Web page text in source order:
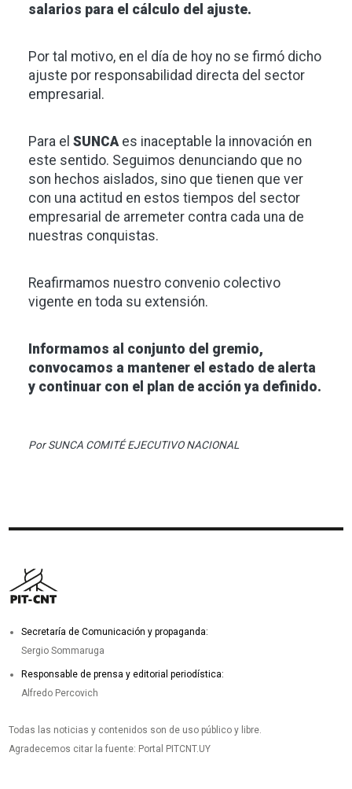
salarios para el cálculo del ajuste.
Por tal motivo, en el día de hoy no se firmó dicho
ajuste por responsabilidad directa del sector
empresarial.
Para el SUNCA es inaceptable la innovación en
este sentido. Seguimos denunciando que no
son hechos aislados, sino que tienen que ver
con una actitud en estos tiempos del sector
empresarial de arremeter contra cada una de
nuestras conquistas.
Reafirmamos nuestro convenio colectivo
vigente en toda su extensión.
Informamos al conjunto del gremio,
convocamos a mantener el estado de alerta
y continuar con el plan de acción ya definido.
Por SUNCA COMITÉ EJECUTIVO NACIONAL
Secretaría de Comunicación y propaganda:
Sergio Sommaruga
Responsable de prensa y editorial periodística:
Alfredo Percovich
Todas las noticias y contenidos son de uso público y libre.
Agradecemos citar la fuente: Portal PITCNT.UY